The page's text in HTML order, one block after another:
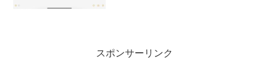
スポンサーリンク